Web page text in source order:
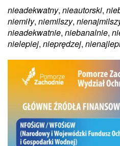
nieadekwatny, nieautorski,
niemiły, niemilszy,
nieadekwatnie, niebanalnie,
nielepiej, nieprędzej,